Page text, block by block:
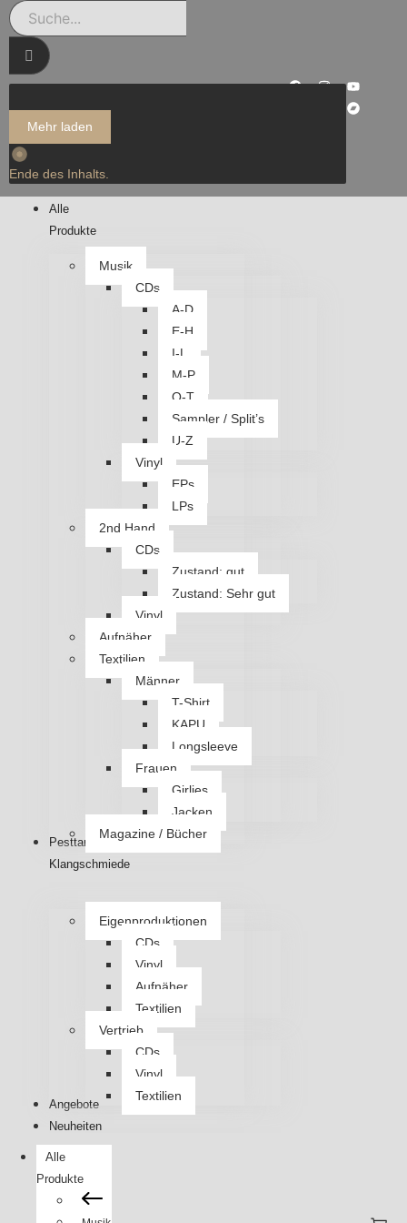
Mehr laden
Ende des Inhalts.
Alle
Produkte
Musik
CDs
A-D
E-H
I-L
M-P
Q-T
Sampler / Split’s
U-Z
Vinyl
EPs
LPs
2nd Hand
CDs
Zustand: gut
Zustand: Sehr gut
Vinyl
Aufnäher
Textilien
Männer
T-Shirt
KAPU
Longsleeve
Frauen
Girlies
Jacken
Magazine / Bücher
Pesttanz
Klangschmiede
Eigenproduktionen
CDs
Vinyl
Aufnäher
Textilien
Vertrieb
CDs
Vinyl
Textilien
Angebote
Neuheiten
Alle
Produkte